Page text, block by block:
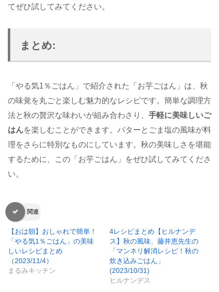
てぜひ試してみてください。
まとめ:
「やる気1％ごはん」で紹介された「お芋ごはん」は、秋
の味覚を丸ごと楽しむ魅力的なレシピです。簡単な調理方
法と秋の贅沢な味わいが組み合わさり、 手軽に美味しいご
はんを楽しむことができます。バターとごま塩の風味が料
理をさらに特別なものにしています。秋の美味しさを堪能
するために、この「お芋ごはん」をぜひ試してみてくださ
い。
関連
【おは朝】おしゃれで簡単！
「やる気1％ごはん」の美味
しいレシピまとめ
（2023/11/4）
まるみキッチン
4レシピまとめ【ヒルナンデ
ス】秋の風味、藤井恵先生の
「マンネリ解消レシピ！秋の
炊き込みごはん」​
(2023/10/31)
ヒルナンデス